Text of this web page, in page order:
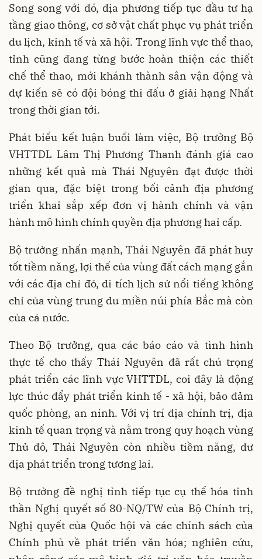
Song song với đó, địa phương tiếp tục đầu tư hạ
tầng giao thông, cơ sở vật chất phục vụ phát triển
du lịch, kinh tế và xã hội. Trong lĩnh vực thể thao,
tỉnh cũng đang từng bước hoàn thiện các thiết
chế thể thao, mới khánh thành sân vận động và
dự kiến sẽ có đội bóng thi đấu ở giải hạng Nhất
trong thời gian tới.
Phát biểu kết luận buổi làm việc, Bộ trưởng Bộ
VHTTDL Lâm Thị Phương Thanh đánh giá cao
những kết quả mà Thái Nguyên đạt được thời
gian qua, đặc biệt trong bối cảnh địa phương
triển khai sắp xếp đơn vị hành chính và vận
hành mô hình chính quyền địa phương hai cấp.
Bộ trưởng nhấn mạnh, Thái Nguyên đã phát huy
tốt tiềm năng, lợi thế của vùng đất cách mạng gắn
với các địa chỉ đỏ, di tích lịch sử nổi tiếng không
chỉ của vùng trung du miền núi phía Bắc mà còn
của cả nước.
Theo Bộ trưởng, qua các báo cáo và tình hình
thực tế cho thấy Thái Nguyên đã rất chú trọng
phát triển các lĩnh vực VHTTDL, coi đây là động
lực thúc đẩy phát triển kinh tế - xã hội, bảo đảm
quốc phòng, an ninh. Với vị trí địa chính trị, địa
kinh tế quan trọng và nằm trong quy hoạch vùng
Thủ đô, Thái Nguyên còn nhiều tiềm năng, dư
địa phát triển trong tương lai.
Bộ trưởng đề nghị tỉnh tiếp tục cụ thể hóa tinh
thần Nghị quyết số 80-NQ/TW của Bộ Chính trị,
Nghị quyết của Quốc hội và các chính sách của
Chính phủ về phát triển văn hóa; nghiên cứu,